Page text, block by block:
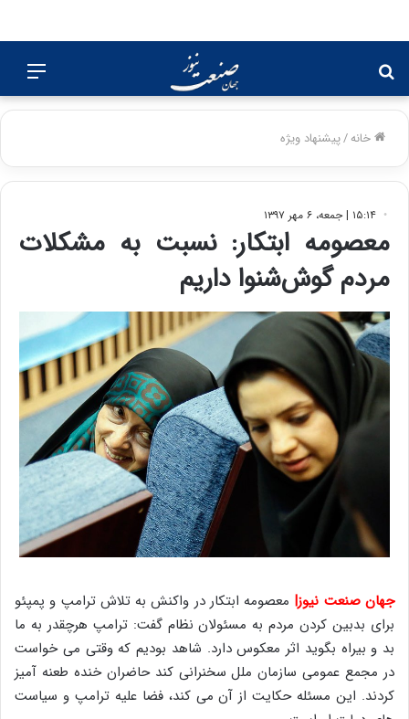
برای
خانه/پیشنهاد ویژه
۱۵:۱۴ | جمعه، ۶ مهر ۱۳۹۷
معصومه ابتکار: نسبت به مشکلات
مردم گوش‌شنوا داریم
جهان صنعت نیوز| معصومه ابتکار در واکنش به تلاش ترامپ و پمپئو
برای بدبین کردن مردم به مسئولان نظام گفت: ترامپ هرچقدر به ما
بد و بیراه بگوید اثر معکوس دارد. شاهد بودیم که وقتی می خواست
در مجمع عمومی سازمان ملل سخنرانی کند حاضران خنده طعنه آمیز
کردند. این مسئله حکایت از آن می کند، فضا علیه ترامپ و سیاست